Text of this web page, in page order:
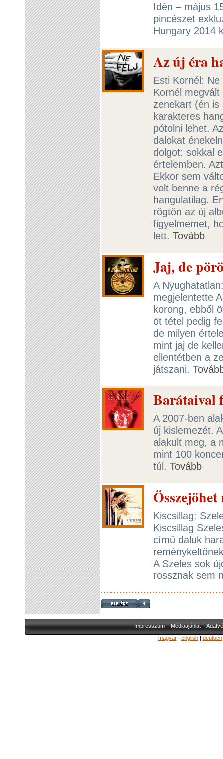
Idén – május
pincészet
Hungary 2014
Az új éra
Esti Kornél:
Kornél
zenekart (én is
karakteres
pótolni lehet.
dalokat
dolgot: sokkal
értelemben.
Ekkor sem
volt benne a
hangulatilag.
rögtön az új
figyelmemet,
lett. Tovább
Jaj, de
A
megjelentette
korong, ebből
öt tétel pedig
de milyen
mint jaj de
ellentétben a
játszani.
Barátaival
A 2007-ben
új kislemezét.
alakult meg, a
mint 100
túl. Tovább
Kiscsillag:
Kiscsillag
című daluk
A Szeles sok
rossznak sem
Impresszum Médiaajánlat
magyar| english| deutsch